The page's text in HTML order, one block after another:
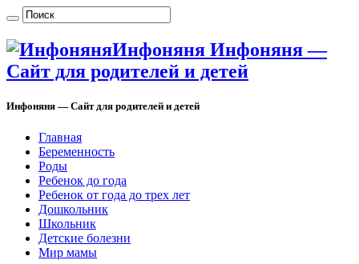
Инфоняня Инфоняня —
Сайт для родителей и детей
Инфоняня — Сайт для родителей и детей
Главная
Беременность
Роды
Ребенок до года
Ребенок от года до трех лет
Дошкольник
Школьник
Детские болезни
Мир мамы